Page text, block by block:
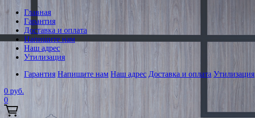
Главная
Гарантия
Доставка и оплата
Напишите нам
Наш адрес
Утилизация
Гарантия Напишите нам Наш адрес Доставка и оплата Утилизация
0 руб.
0